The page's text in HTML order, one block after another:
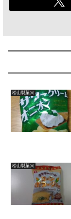
松山製菓㈱
松山製菓㈱